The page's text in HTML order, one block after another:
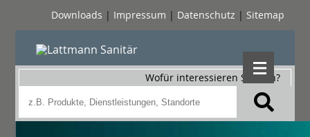
Downloads | Impressum | Datenschutz | Sitemap
Wofür interessieren Sie sich?